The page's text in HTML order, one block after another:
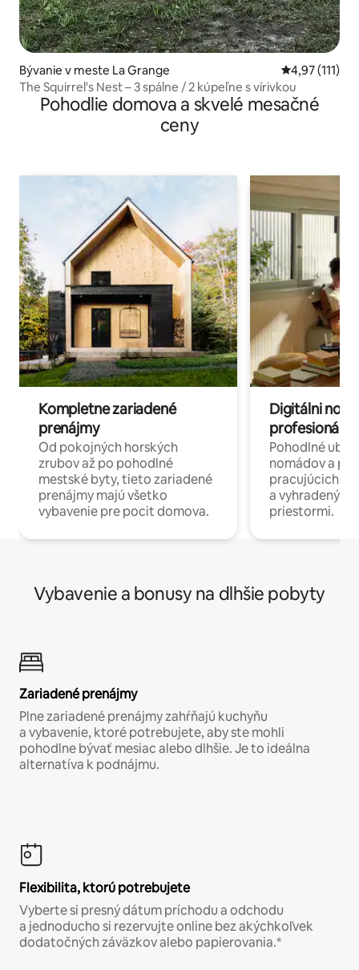
Bývanie v meste La Grange Priemerné
4,97 (111)
The Squirrel's Nest – 3 spálne / 2 kúpeľne s vírivkou
Pohodlie domova a skvelé mesačné
ceny
Kompletne zariadené
prenájmy
Od pokojných horských
zrubov až po pohodlné
mestské byty, tieto zariadené
prenájmy majú všetko
vybavenie pre pocit domova.
Digitálni
profesionáli
Pohodlné
nomádov a
pracujúcich
a
priestormi.
Vybavenie a bonusy na dlhšie pobyty
Zariadené prenájmy
Plne zariadené prenájmy zahŕňajú kuchyňu
a vybavenie, ktoré potrebujete, aby ste mohli
pohodlne bývať mesiac alebo dlhšie. Je to ideálna
alternatíva k podnájmu.
Flexibilita, ktorú potrebujete
Vyberte si presný dátum príchodu a odchodu
a jednoducho si rezervujte online bez akýchkoľvek
dodatočných záväzkov alebo papierovania.*